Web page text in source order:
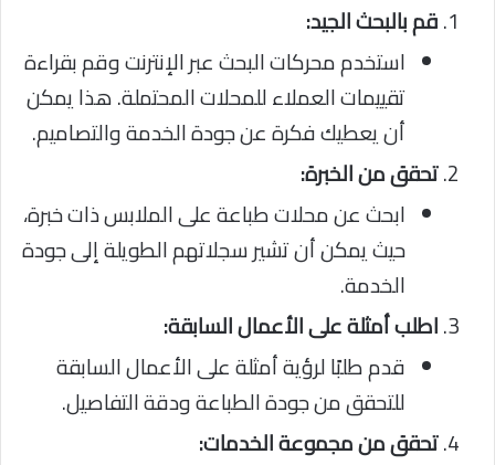
قم بالبحث الجيد:
استخدم محركات البحث عبر الإنترنت وقم بقراءة
تقييمات العملاء للمحلات المحتملة. هذا يمكن
أن يعطيك فكرة عن جودة الخدمة والتصاميم.
تحقق من الخبرة:
ابحث عن محلات طباعة على الملابس ذات خبرة،
حيث يمكن أن تشير سجلاتهم الطويلة إلى جودة
الخدمة.
اطلب أمثلة على الأعمال السابقة:
قدم طلبًا لرؤية أمثلة على الأعمال السابقة
للتحقق من جودة الطباعة ودقة التفاصيل.
تحقق من مجموعة الخدمات: